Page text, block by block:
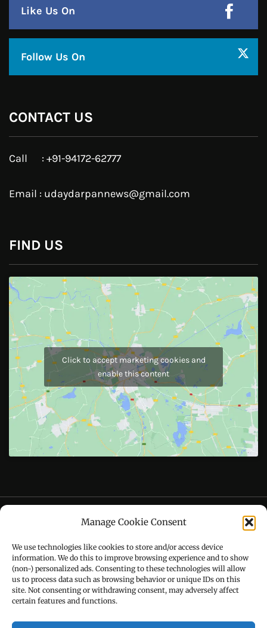
Manage Cookie Consent
We use technologies like cookies to store and/or access device
information. We do this to improve browsing experience and to show
(non-) personalized ads. Consenting to these technologies will allow
us to process data such as browsing behavior or unique IDs on this
site. Not consenting or withdrawing consent, may adversely affect
certain features and functions.
Facebook
Instagram
JOIN US
Like Us On
Follow Us On
Call : +91-94172-62777
Email : udaydarpannews@gmail.com